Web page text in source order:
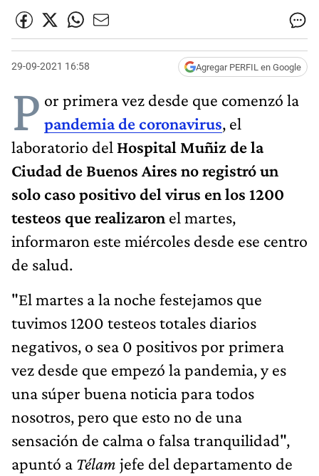
29-09-2021 16:58 Agregar PERFIL en Google
P or primera vez desde que comenzó la
pandemia de coronavirus, el
laboratorio del Hospital Muñiz de la
Ciudad de Buenos Aires no registró un
solo caso positivo del virus en los 1200
testeos que realizaron el martes,
informaron este miércoles desde ese centro
de salud.
"El martes a la noche festejamos que
tuvimos 1200 testeos totales diarios
negativos, o sea 0 positivos por primera
vez desde que empezó la pandemia, y es
una súper buena noticia para todos
nosotros, pero que esto no de una
sensación de calma o falsa tranquilidad",
apuntó a Télam jefe del departamento de